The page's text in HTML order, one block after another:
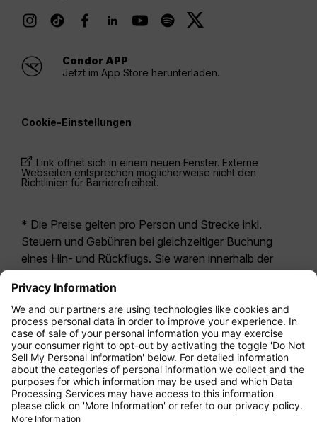
Condor APP
Jetzt im App Store herunterladen.
Cookie-Einstellungen
Link öffnet sich in einem neuen Fenster. Externe
Webseiten entsprechen möglicherweise nicht den
Richtlinien für Barrierefreiheit.
* Die Preise gelten pro Person und Strecke inkl.
Steuern und Gebühren bei gleichzeitiger Buchung
eines Hin- und Rückflugs. Sie waren innerhalb der
letzten 24 Stunden verfügbar und sind
möglicherweise nicht mehr aktuell. Bei den für die
Economy Class angegebenen Tarifen handelt es
sich i.d.R. um Economy Zero, unsere restriktivste
Tarifoption. Es können hierfür zusätzliche Gebühren
fürAufgabegepäckoder für andere optionale
Leistungen anfallen. Es gelten dieAllgemeinen
Geschäftsbedingungen .